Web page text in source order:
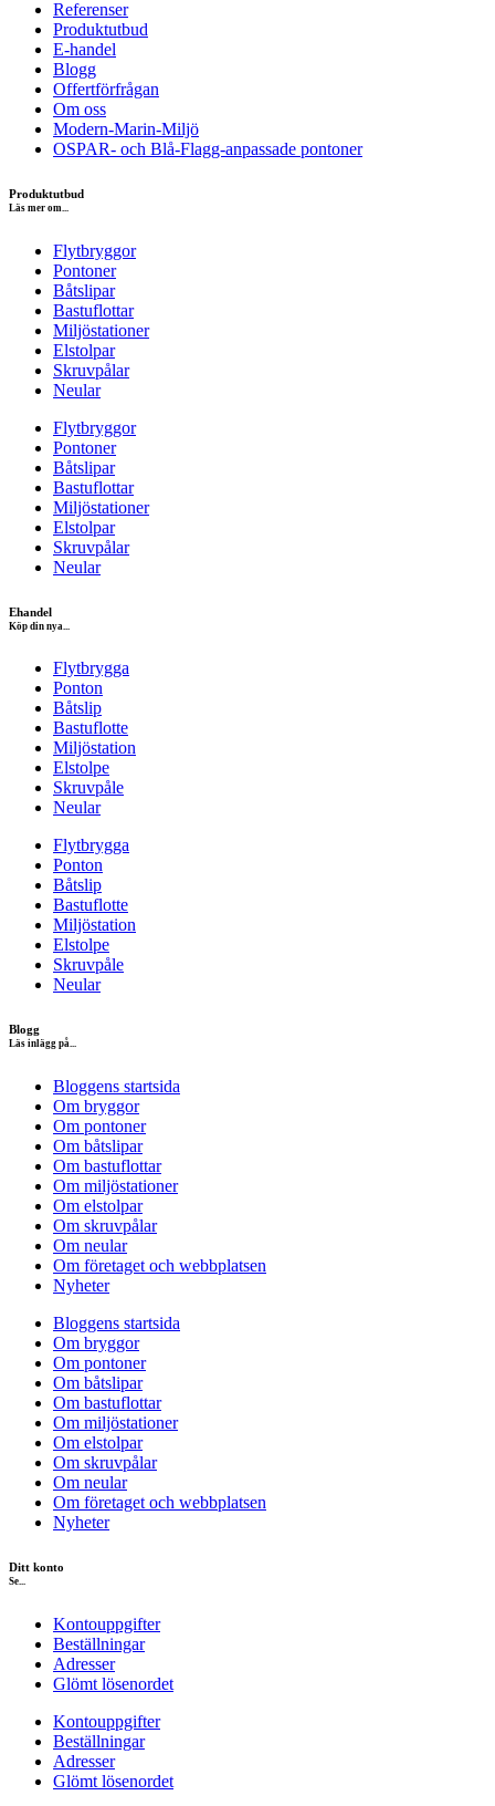
Referenser
Produktutbud
E-handel
Blogg
Offertförfrågan
Om oss
Modern-Marin-Miljö
OSPAR- och Blå-Flagg-anpassade pontoner
Produktutbud
Läs mer om...
Flytbryggor
Pontoner
Båtslipar
Bastuflottar
Miljöstationer
Elstolpar
Skruvpålar
Neular
Flytbryggor
Pontoner
Båtslipar
Bastuflottar
Miljöstationer
Elstolpar
Skruvpålar
Neular
Ehandel
Köp din nya...
Flytbrygga
Ponton
Båtslip
Bastuflotte
Miljöstation
Elstolpe
Skruvpåle
Neular
Flytbrygga
Ponton
Båtslip
Bastuflotte
Miljöstation
Elstolpe
Skruvpåle
Neular
Blogg
Läs inlägg på...
Bloggens startsida
Om bryggor
Om pontoner
Om båtslipar
Om bastuflottar
Om miljöstationer
Om elstolpar
Om skruvpålar
Om neular
Om företaget och webbplatsen
Nyheter
Bloggens startsida
Om bryggor
Om pontoner
Om båtslipar
Om bastuflottar
Om miljöstationer
Om elstolpar
Om skruvpålar
Om neular
Om företaget och webbplatsen
Nyheter
Ditt konto
Se...
Kontouppgifter
Beställningar
Adresser
Glömt lösenordet
Kontouppgifter
Beställningar
Adresser
Glömt lösenordet